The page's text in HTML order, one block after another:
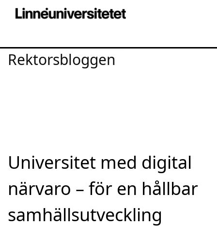
Rektorsbloggen
Universitet med digital
närvaro – för en hållbar
samhällsutveckling